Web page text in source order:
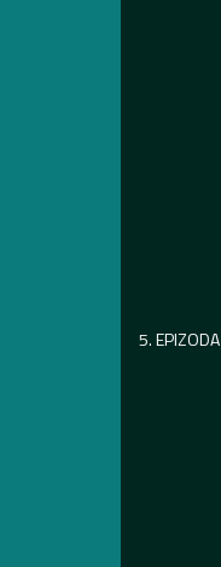
5. EPIZODA